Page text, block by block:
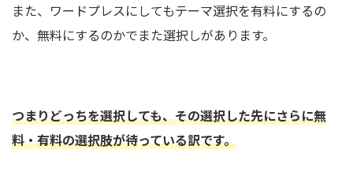
また、ワードプレスにしてもテーマ選択を有料にするの
か、無料にするのかでまた選択しがあります。
つまりどっちを選択しても、その選択した先にさらに無
料・有料の選択肢が待っている訳です。